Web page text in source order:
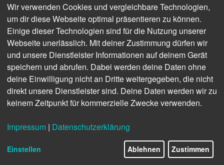
Wir verwenden Cookies und vergleichbare Technologien,
um dir diese Webseite optimal präsentieren zu können.
Einige dieser Technologien sind für die Nutzung unserer
Webseite unerlässlich. Mit deiner Zustimmung dürfen wir
und unsere Dienstleister Informationen auf deinem Gerät
speichern und abrufen. Dabei werden deine Daten ohne
deine Einwilligung nicht an Dritte weitergegeben, die nicht
direkt unsere Dienstleister sind. Deine Daten werden wir zu
keinem Zeitpunkt für kommerzielle Zwecke verwenden.
Impressum | Datenschutzerklärung
Einstellen Ablehnen Zustimmen